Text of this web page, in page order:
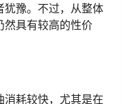
犹豫。不过，从整体
然具有较高的性价
耗较快，尤其是在